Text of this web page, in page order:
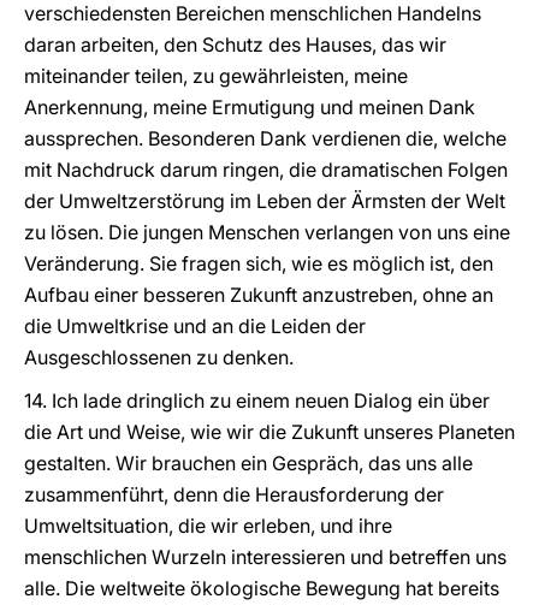
verschiedensten Bereichen menschlichen Handelns
daran arbeiten, den Schutz des Hauses, das wir
miteinander teilen, zu gewährleisten, meine
Anerkennung, meine Ermutigung und meinen Dank
aussprechen. Besonderen Dank verdienen die, welche
mit Nachdruck darum ringen, die dramatischen Folgen
der Umweltzerstörung im Leben der Ärmsten der Welt
zu lösen. Die jungen Menschen verlangen von uns eine
Veränderung. Sie fragen sich, wie es möglich ist, den
Aufbau einer besseren Zukunft anzustreben, ohne an
die Umweltkrise und an die Leiden der
Ausgeschlossenen zu denken.
14. Ich lade dringlich zu einem neuen Dialog ein über
die Art und Weise, wie wir die Zukunft unseres Planeten
gestalten. Wir brauchen ein Gespräch, das uns alle
zusammenführt, denn die Herausforderung der
Umweltsituation, die wir erleben, und ihre
menschlichen Wurzeln interessieren und betreffen uns
alle. Die weltweite ökologische Bewegung hat bereits